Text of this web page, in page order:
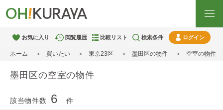
お気に入り 閲覧履歴 比較リスト 検索条件 ログイン
ホーム 買いたい 東京23区 墨田区の物件 空室の物件
墨田区の空室の物件
該当物件数 6 件